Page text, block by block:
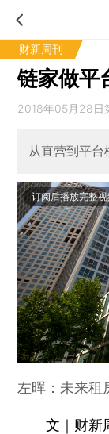
财新周刊
链家做平
2018年05月28日
从直营到平台
订阅后播放完整
左晖：未来租
文｜财新